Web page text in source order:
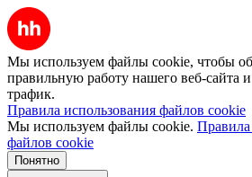
Мы используем файлы cookie, чтобы
правильную работу нашего веб-сайта и
трафик.
Правила использования файлов cookie
Мы используем файлы cookie. Правила
файлов cookie
Понятно